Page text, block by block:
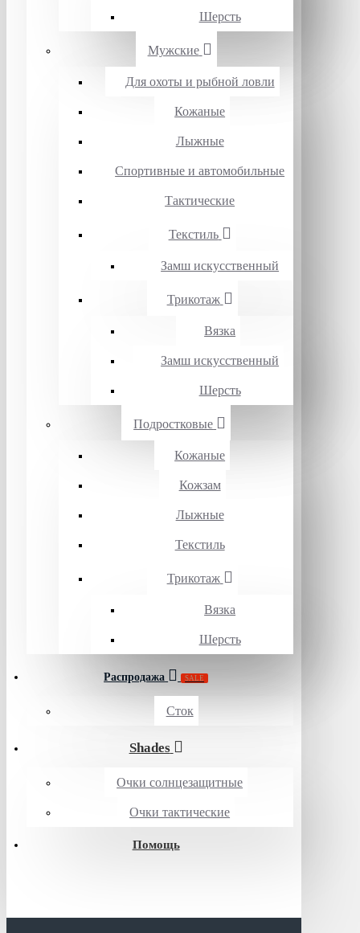
Шерсть
Мужские
Для охоты и рыбной ловли
Кожаные
Лыжные
Спортивные и автомобильные
Тактические
Текстиль
Замш искусственный
Трикотаж
Вязка
Замш искусственный
Шерсть
Подростковые
Кожаные
Кожзам
Лыжные
Текстиль
Трикотаж
Вязка
Шерсть
Распродажа SALE
Сток
Shades
Очки солнцезащитные
Очки тактические
Помощь